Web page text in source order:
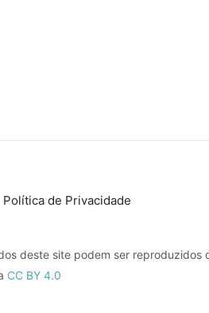
Política de Privacidade
deste site podem ser reproduzidos
CC BY 4.0